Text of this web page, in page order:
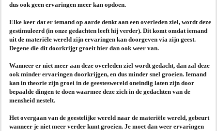
dus ook geen ervaringen meer kan opdoen.
Elke keer dat er iemand op aarde denkt aan een overleden ziel, wordt deze
gestimuleerd (in onze gedachten leeft hij verder). Dit komt omdat iemand
uit de materiële wereld zijn ervaringen kan doorgeven via zijn geest.
Degene die dit doorkrijgt groeit hier dan ook weer van.
Wanneer er niet meer aan deze overleden ziel wordt gedacht, dan zal deze
ook minder ervaringen doorkrijgen, en dus minder snel groeien. Iemand
kan in theorie zijn groei in de geesteswereld oneindig laten zijn door
bepaalde dingen te doen waarmee deze zich in de gedachten van de
mensheid nestelt.
Het overgaan van de geestelijke wereld naar de materiële wereld, gebeurt
wanneer je niet meer verder kunt groeien. Je moet dan weer ervaringen